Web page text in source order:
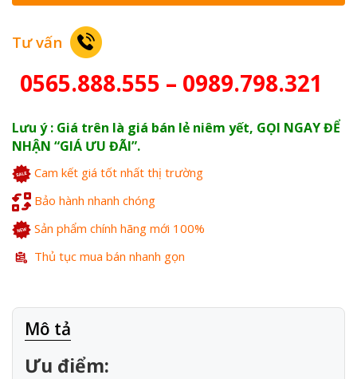
Tư vấn
0565.888.555 – 0989.798.321
Lưu ý : Giá trên là giá bán lẻ niêm yết, GỌI NGAY ĐỂ
NHẬN “GIÁ ƯU ĐÃI”.
Cam kết giá tốt nhất thị trường
Bảo hành nhanh chóng
Sản phẩm chính hãng mới 100%
Thủ tục mua bán nhanh gọn
Mô tả
Ưu điểm: